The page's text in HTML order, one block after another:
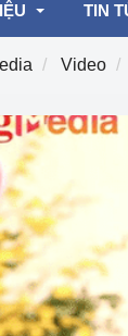
Bộ
nhiệm vụ
chức
TIN
Hoạt
Giải
mại,
Công
Hoạt
Công
Video